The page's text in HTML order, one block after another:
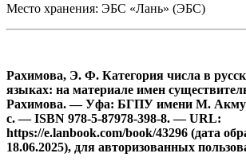
Место хранения: ЭБС «Лань» (ЭБС)
Рахимова, Э. Ф. Категория числа в
языках: на материале имен
Рахимова. — Уфа: БГПУ имени М.
с. — ISBN 978-5-87978-398-8. — URL:
https://e.lanbook.com/book/43296 (дата
18.06.2025), для авторизованных